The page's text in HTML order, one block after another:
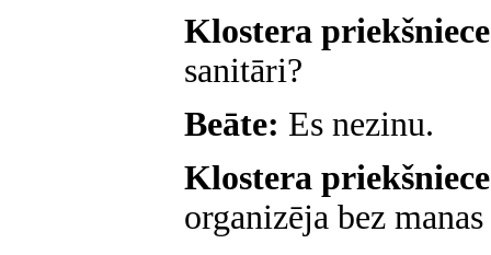
Klostera
sanitāri?
Beāte: Es nezinu.
Klostera
organizēja bez